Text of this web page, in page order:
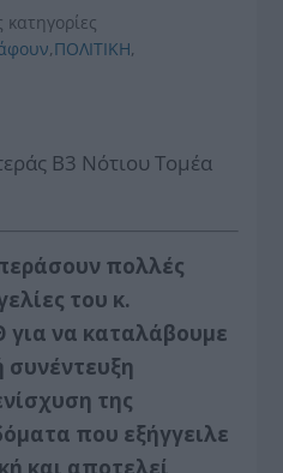
κατηγορίες
,ΠΟΛΙΤΙΚΗ,
Β3 Νότιου Τομέα
πολλές
του κ.
να καταλάβουμε
συνέντευξη
της
που εξήγγειλε